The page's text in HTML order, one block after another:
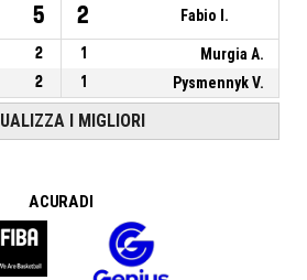
5 2 Fabio I.
2 1
Murgia A.
2 1 Pysmennyk V.
I MIGLIORI
A CURA DI